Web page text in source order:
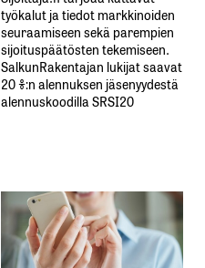
työkalut ja tiedot markkinoiden
seuraamiseen sekä parempien
sijoituspäätösten tekemiseen.
SalkunRakentajan lukijat saavat
20 %:n alennuksen jäsenyydestä
alennuskoodilla SRSI20